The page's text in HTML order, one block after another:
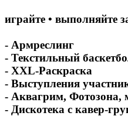
играйте • выполняйте
- Армреслинг
- Текстильный
- XXL-Раскраска
- Выступления
- Аквагрим, Фотозона,
- Дискотека с кавер-